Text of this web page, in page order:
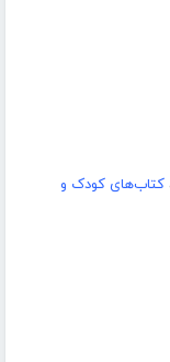
کتاب‌های کودک و